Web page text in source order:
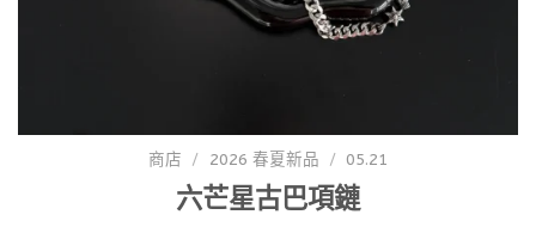
商店 / 2026 春夏新品 / 05.21
六芒星古巴項鏈